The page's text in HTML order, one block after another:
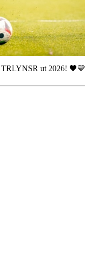
TRLYNSR ut 2026! 🖤💛